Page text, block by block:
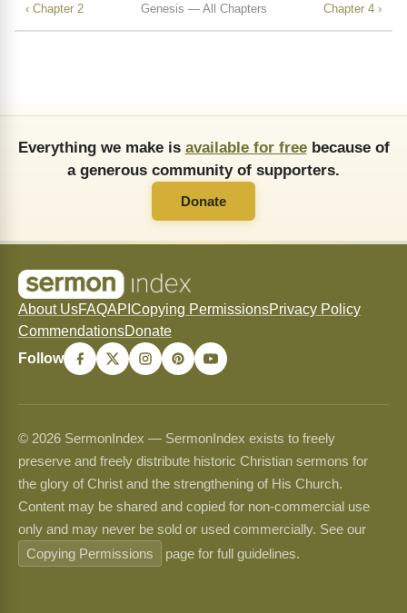
‹ Chapter 2 Genesis — All Chapters Chapter 4 ›
Everything we make is available for freebecause of
a generous community of supporters.
Donate
About UsFAQAPI Copying PermissionsPrivacy Policy
CommendationsDonate
Follow
© 2026 SermonIndex — SermonIndex exists to freely
preserve and freely distribute historic Christian sermons for
the glory of Christ and the strengthening of His Church.
Content may be shared and copied for non-commercial use
only and may never be sold or used commercially. See our
Copying Permissions
page for full guidelines.